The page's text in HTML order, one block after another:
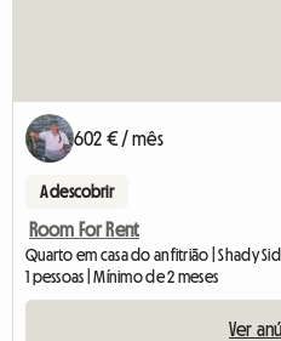
602 € / mês
A descobrir
Room For Rent
Quarto em casa do anfitrião | Shady
1 pessoas | Mínimo de 2 meses
Ver